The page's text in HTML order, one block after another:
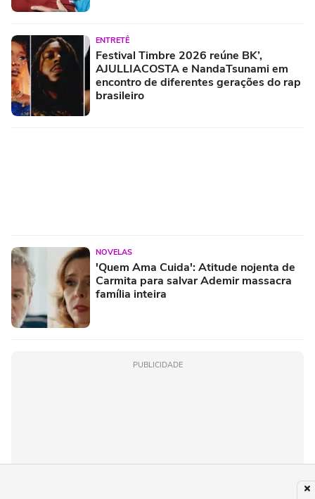
ENTRETÊ
Festival Timbre 2026 reúne BK’,
AJULLIACOSTA e NandaTsunami em
encontro de diferentes gerações do rap
brasileiro
NOVELAS
'Quem Ama Cuida': Atitude nojenta de
Carmita para salvar Ademir massacra
família inteira
PUBLICIDADE